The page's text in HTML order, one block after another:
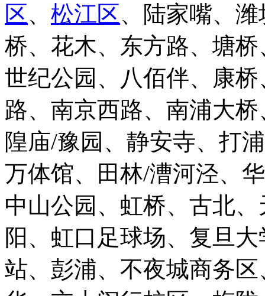
区、 松江区、陆家嘴、
桥、花木、东方路、塘
世纪公园、八佰伴、康
路、南京西路、南浦大
隍庙/豫园、静安寺、打
万体馆、田林/漕河泾、
中山公园、虹桥、古北
阳、虹口足球场、复旦
站、彭浦、不夜城商务